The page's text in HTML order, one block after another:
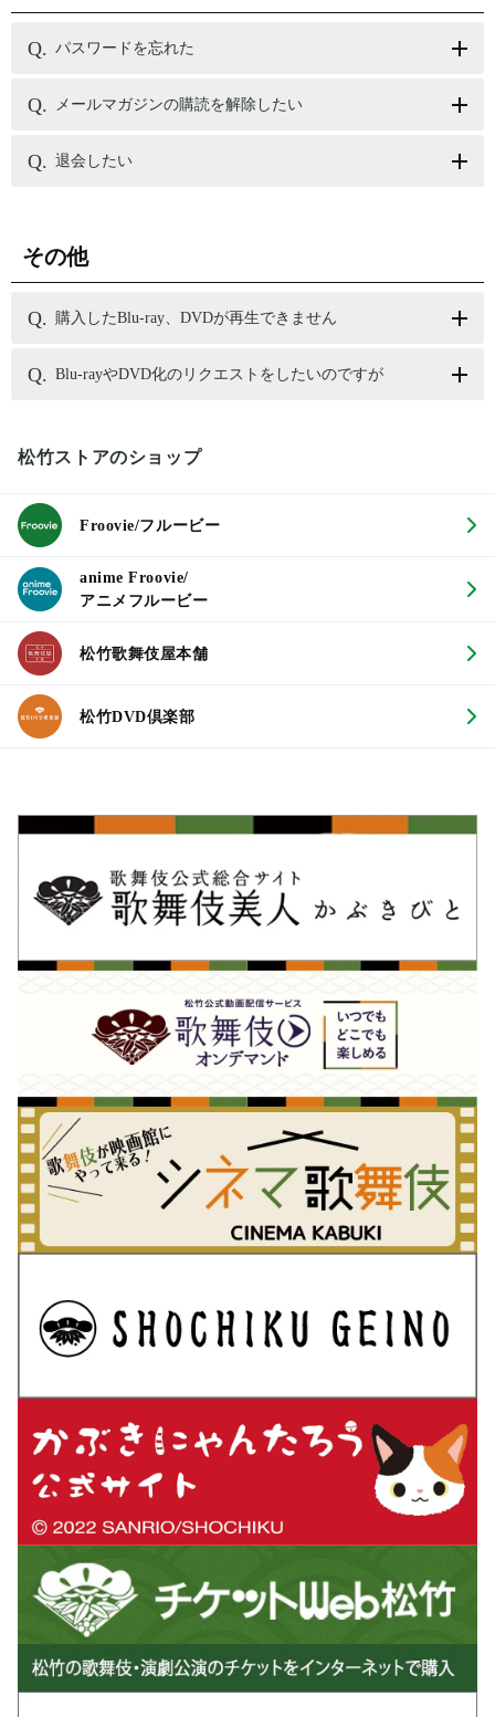
パスワードを忘れた
メールマガジンの購読を解除したい
退会したい
その他
購入したBlu-ray、DVDが再生できません
Blu-rayやDVD化のリクエストをしたいのですが
松竹ストアのショップ
Froovie/フルービー
anime Froovie/
アニメフルービー
松竹歌舞伎屋本舗
松竹DVD倶楽部